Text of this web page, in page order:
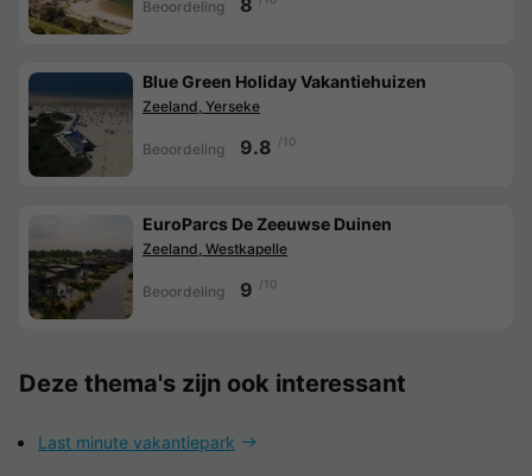
Beoordeling 8
Blue Green Holiday Vakantiehuizen
Zeeland, Yerseke
Beoordeling 9.8 /10
EuroParcs De Zeeuwse Duinen
Zeeland, Westkapelle
Beoordeling 9 /10
Deze thema's zijn ook interessant
Last minute vakantiepark